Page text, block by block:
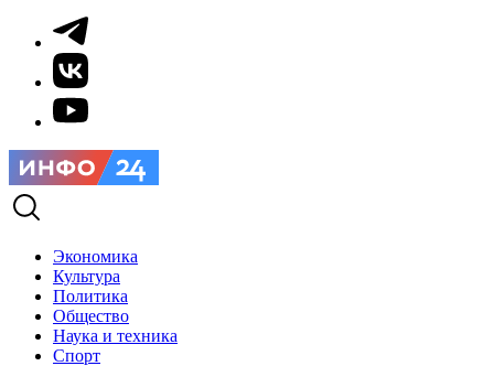
Экономика
Культура
Политика
Общество
Наука и техника
Спорт